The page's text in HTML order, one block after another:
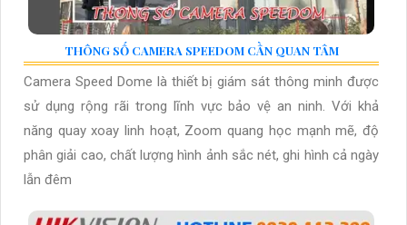
THÔNG SỐ CAMERA SPEEDOM CẦN QUAN TÂM
Camera Speed Dome là thiết bị giám sát thông minh được
sử dụng rộng rãi trong lĩnh vực bảo vệ an ninh. Với khả
năng quay xoay linh hoạt, Zoom quang học mạnh mẽ, độ
phân giải cao, chất lượng hình ảnh sắc nét, ghi hình cả ngày
lẫn đêm